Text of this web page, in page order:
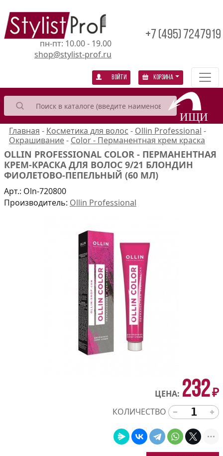
пн-пт: 10.00 - 19.00
shop@stylist-prof.ru
+7 (495) 7247919
Войти Корзина
Главная - Косметика для волос - Ollin Professional -
Окрашивание- Color - Перманентная крем краска
OLLIN PROFESSIONAL COLOR - ПЕРМАНЕНТНАЯ
КРЕМ-КРАСКА ДЛЯ ВОЛОС 9/21 БЛОНДИН
ФИОЛЕТОВО-ПЕПЕЛЬНЫЙ (60 МЛ)
Арт.: Oln-720800
Производитель: Ollin Professional
ЦЕНА: 232₽
КОЛИЧЕСТВО